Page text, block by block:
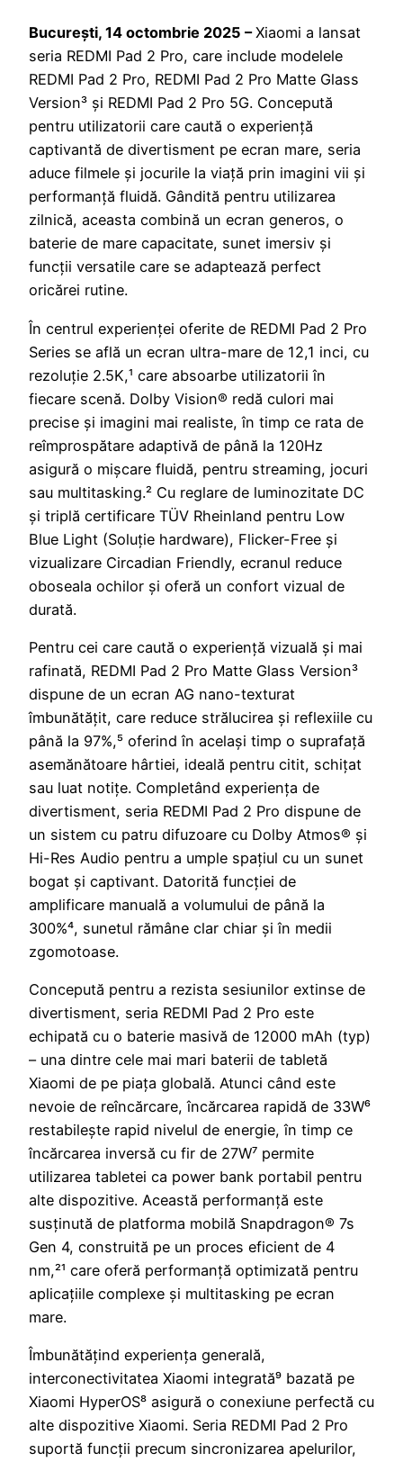
București, 14 octombrie 2025 –Xiaomi a lansat
seria REDMI Pad 2 Pro, care include modelele
REDMI Pad 2 Pro, REDMI Pad 2 Pro Matte Glass
Version³ și REDMI Pad 2 Pro 5G. Concepută
pentru utilizatorii care caută o experiență
captivantă de divertisment pe ecran mare, seria
aduce filmele și jocurile la viață prin imagini vii și
performanță fluidă. Gândită pentru utilizarea
zilnică, aceasta combină un ecran generos, o
baterie de mare capacitate, sunet imersiv și
funcții versatile care se adaptează perfect
oricărei rutine.
În centrul experienței oferite de REDMI Pad 2 Pro
Series se află un ecran ultra-mare de 12,1 inci, cu
rezoluție 2.5K,¹ care absoarbe utilizatorii în
fiecare scenă. Dolby Vision® redă culori mai
precise și imagini mai realiste, în timp ce rata de
reîmprospătare adaptivă de până la 120Hz
asigură o mișcare fluidă, pentru streaming, jocuri
sau multitasking.² Cu reglare de luminozitate DC
și triplă certificare TÜV Rheinland pentru Low
Blue Light (Soluție hardware), Flicker-Free și
vizualizare Circadian Friendly, ecranul reduce
oboseala ochilor și oferă un confort vizual de
durată.
Pentru cei care caută o experiență vizuală și mai
rafinată, REDMI Pad 2 Pro Matte Glass Version³
dispune de un ecran AG nano-texturat
îmbunătățit, care reduce strălucirea și reflexiile cu
până la 97%,⁵ oferind în același timp o suprafață
asemănătoare hârtiei, ideală pentru citit, schițat
sau luat notițe. Completând experiența de
divertisment, seria REDMI Pad 2 Pro dispune de
un sistem cu patru difuzoare cu Dolby Atmos® și
Hi-Res Audio pentru a umple spațiul cu un sunet
bogat și captivant. Datorită funcției de
amplificare manuală a volumului de până la
300%⁴, sunetul rămâne clar chiar și în medii
zgomotoase.
Concepută pentru a rezista sesiunilor extinse de
divertisment, seria REDMI Pad 2 Pro este
echipată cu o baterie masivă de 12000 mAh (typ)
– una dintre cele mai mari baterii de tabletă
Xiaomi de pe piața globală. Atunci când este
nevoie de reîncărcare, încărcarea rapidă de 33W⁶
restabilește rapid nivelul de energie, în timp ce
încărcarea inversă cu fir de 27W⁷ permite
utilizarea tabletei ca power bank portabil pentru
alte dispozitive. Această performanță este
susținută de platforma mobilă Snapdragon® 7s
Gen 4, construită pe un proces eficient de 4
nm,²¹ care oferă performanță optimizată pentru
aplicațiile complexe și multitasking pe ecran
mare.
Îmbunătățind experiența generală,
interconectivitatea Xiaomi integrată⁹ bazată pe
Xiaomi HyperOS⁸ asigură o conexiune perfectă cu
alte dispozitive Xiaomi. Seria REDMI Pad 2 Pro
suportă funcții precum sincronizarea apelurilor,